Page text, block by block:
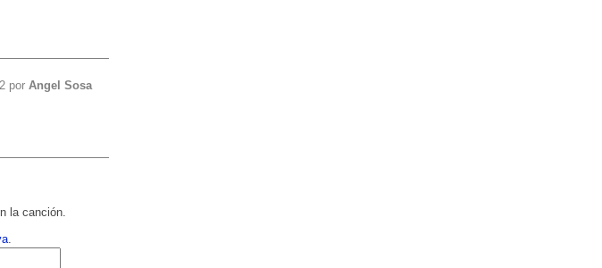
por Angel Sosa
la canción.
.